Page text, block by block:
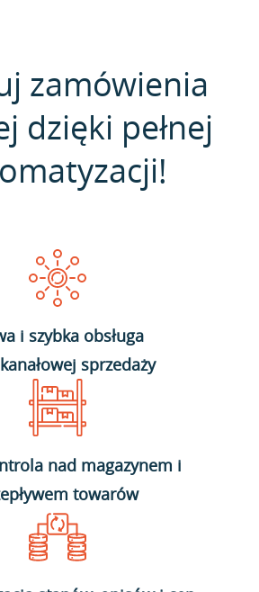
zamówienia
dzięki pełnej
i szybka obsługa
sprzedaży
nad magazynem i
towarów